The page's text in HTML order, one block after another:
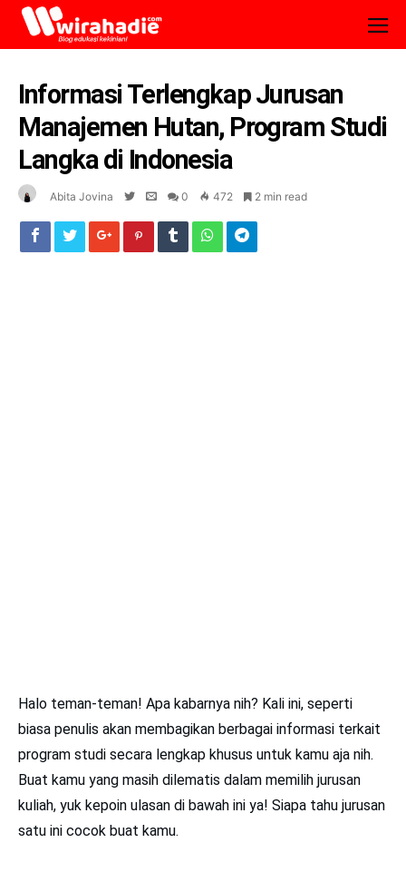
Informasi Terlengkap Jurusan
Manajemen Hutan, Program Studi
Langka di Indonesia
Abita Jovina 0 472 2 min read
Halo teman-teman! Apa kabarnya nih? Kali ini, seperti
biasa penulis akan membagikan berbagai informasi terkait
program studi secara lengkap khusus untuk kamu aja nih.
Buat kamu yang masih dilematis dalam memilih jurusan
kuliah, yuk kepoin ulasan di bawah ini ya! Siapa tahu jurusan
satu ini cocok buat kamu.